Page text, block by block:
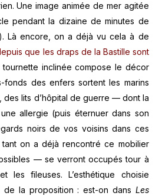
Une image animée de mer agitée
pendant la dizaine de minutes de
Là encore, on a déjà vu cela à de
que les draps de la Bastille sont
tournette inclinée compose le décor
fonds des enfers sortent les marins
des lits d’hôpital de guerre — dont la
allergie (puis éternuer dans son
noirs de vos voisins dans ces
on a déjà rencontré ce mobilier
— se verront occupés tour à
les fileuses. L’esthétique choisie
de la proposition : est-on dans Les